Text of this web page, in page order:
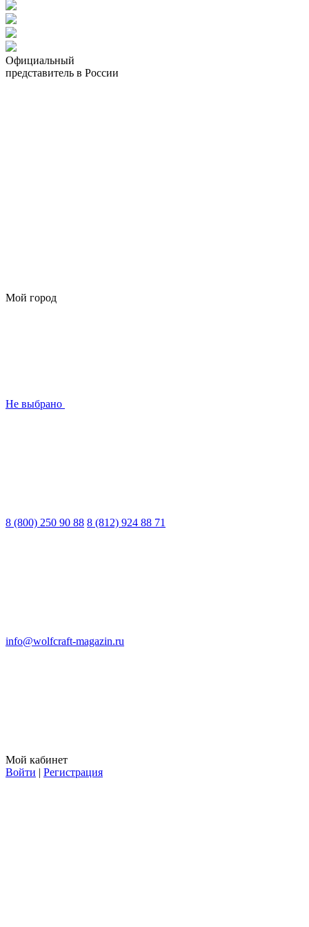
Официальный
представитель в России
Мой город
Не выбрано
8 (800) 250 90 88 8 (812) 924 88 71
info@wolfcraft-magazin.ru
Мой кабинет
Войти | Регистрация